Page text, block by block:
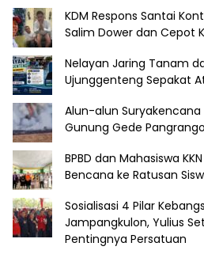
KDM Respons Santai
Salim Dower dan Cepot
Nelayan Jaring Tanam
Ujunggenteng Sepakat
Alun-alun Suryakencana
Gunung Gede
BPBD dan Mahasiswa
Bencana ke Ratusan
Sosialisasi 4 Pilar
Jampangkulon, Yulius
Pentingnya Persatuan